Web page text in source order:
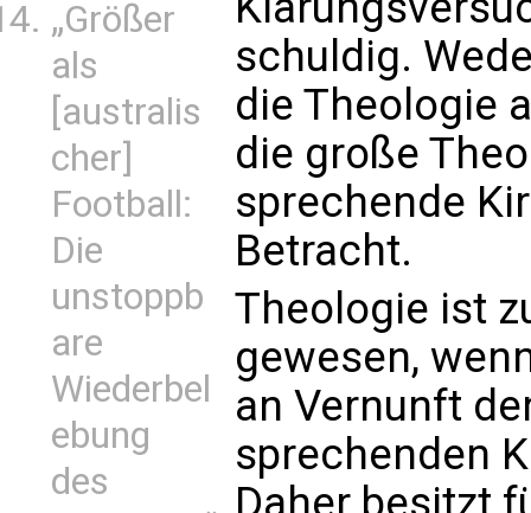
„Größer
als
[australis
cher]
Football:
Die
unstoppb
are
Wiederbel
ebung
des
schuldig.
die Theologie
die große
sprechende
Betracht.
Theologie ist
gewesen,
an Vernunft
sprechenden